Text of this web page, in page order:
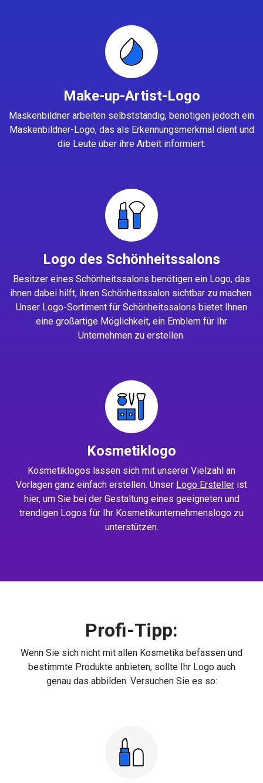
Make-up-Artist-Logo
Maskenbildner arbeiten selbstständig, benötigen jedoch ein
Maskenbildner-Logo, das als Erkennungsmerkmal dient und
die Leute über ihre Arbeit informiert.
Logo des Schönheitssalons
Besitzer eines Schönheitssalons benötigen ein Logo, das
ihnen dabei hilft, ihren Schönheitssalon sichtbar zu machen.
Unser Logo-Sortiment für Schönheitssalons bietet Ihnen
eine großartige Möglichkeit, ein Emblem für Ihr
Unternehmen zu erstellen.
Kosmetiklogo
Kosmetiklogos lassen sich mit unserer Vielzahl an
Vorlagen ganz einfach erstellen. Unser Logo Ersteller ist
hier, um Sie bei der Gestaltung eines geeigneten und
trendigen Logos für Ihr Kosmetikunternehmenslogo zu
unterstützen.
Profi-Tipp:
Wenn Sie sich nicht mit allen Kosmetika befassen und
bestimmte Produkte anbieten, sollte Ihr Logo auch
genau das abbilden. Versuchen Sie es so: